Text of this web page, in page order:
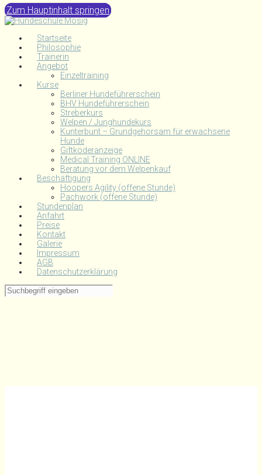
Zum Hauptinhalt springen
Startseite
Philosophie
Trainerin
Angebot
Einzeltraining
Kurse
Berliner Hundeführerschein
BHV Hundeführerschein
Streberkurs
Welpen / Junghundekurs
Kunterbunt – Grundgehorsam für erwachsene
Hunde
Giftköderanzeige
Medical Training ONLINE
Beratung vor dem Welpenkauf
Beschäftigung
Hoopers Agility (offene Stunde)
Pachwork (offene Stunde)
Stundenplan
Anfahrt
Preise
Kontakt
Galerie
Impressum
AGB
Datenschutzerklärung